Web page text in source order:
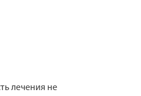
лечения не